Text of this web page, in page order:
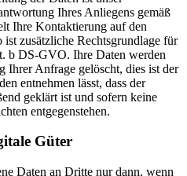
Ihres Anliegens gemäß
Ihre Kontaktierung auf den
ist zusätzliche Rechtsgrundlage für
b DS-GVO. Ihre Daten werden
Ihrer Anfrage gelöscht, dies ist der
entnehmen lässt, dass der
geklärt ist und sofern keine
entgegenstehen.
Güter
Daten an Dritte nur dann, wenn